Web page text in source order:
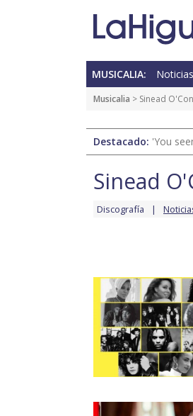
MUSICALIA:
Musicalia > Sinead
Destacado: 'You
Sinead
Discografía